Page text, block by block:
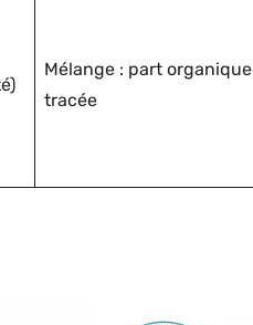
Mélange : part organique
tracée